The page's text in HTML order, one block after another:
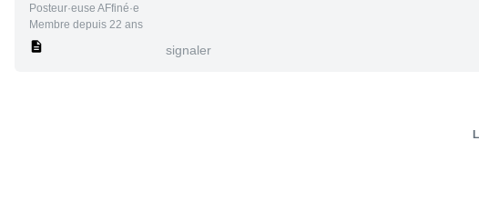
Posteur·euse AFfiné·e
Membre depuis 22 ans
signaler